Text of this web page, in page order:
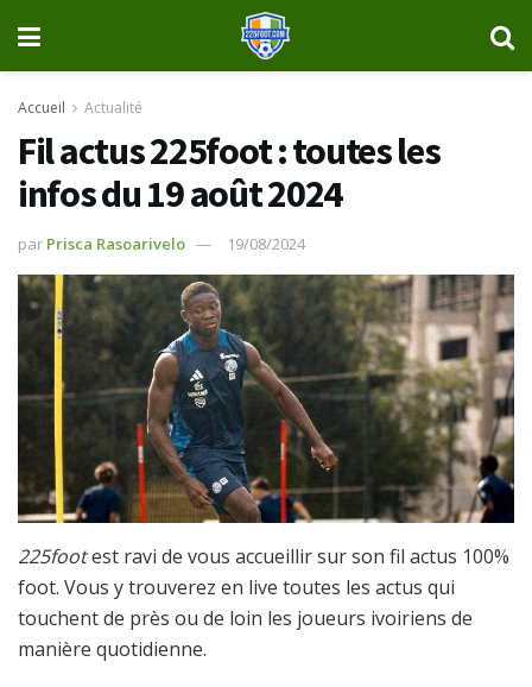
Accueil Actualité
Fil actus 225foot : toutes les
infos du 19 août 2024
par Prisca Rasoarivelo 19/08/2024
225footest ravi de vous accueillir sur son fil actus 100%
foot. Vous y trouverez en live toutes les actus qui
touchent de près ou de loin les joueurs ivoiriens de
manière quotidienne.